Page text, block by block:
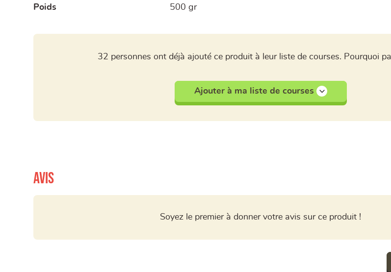
Poids
500 gr
32 personnes ont déjà ajouté ce produit à leur liste de courses. Pourquoi
Ajouter à ma liste de courses
Avis
Soyez le premier à donner votre avis sur ce produit !